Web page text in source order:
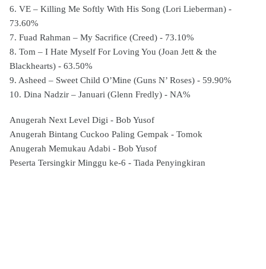
6. VE – Killing Me Softly With His Song (Lori Lieberman) -
73.60%
7. Fuad Rahman – My Sacrifice (Creed) - 73.10%
8. Tom – I Hate Myself For Loving You (Joan Jett & the
Blackhearts) - 63.50%
9. Asheed – Sweet Child O’Mine (Guns N’ Roses) - 59.90%
10. Dina Nadzir – Januari (Glenn Fredly) - NA%
Anugerah Next Level Digi - Bob Yusof
Anugerah Bintang Cuckoo Paling Gempak - Tomok
Anugerah Memukau Adabi - Bob Yusof
Peserta Tersingkir Minggu ke-6 - Tiada Penyingkiran